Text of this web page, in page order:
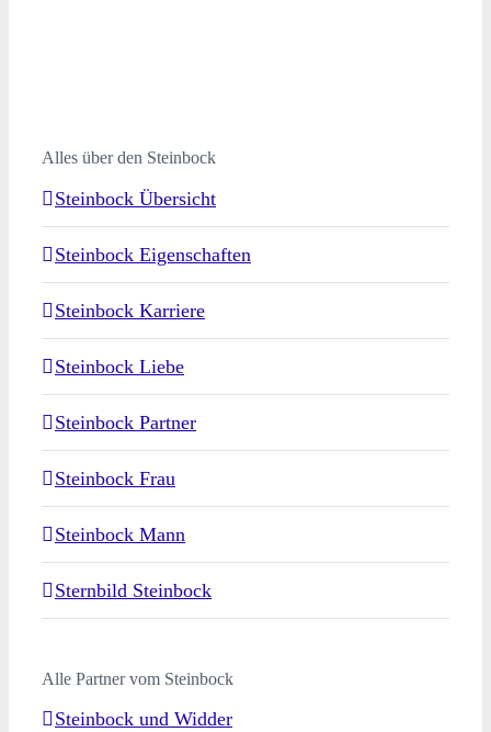
Alles über den Steinbock
Steinbock Übersicht
Steinbock Eigenschaften
Steinbock Karriere
Steinbock Liebe
Steinbock Partner
Steinbock Frau
Steinbock Mann
Sternbild Steinbock
Alle Partner vom Steinbock
Steinbock und Widder